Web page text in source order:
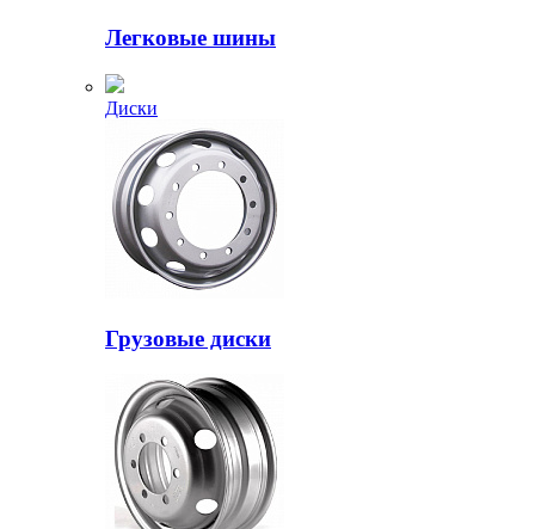
Легковые шины
Диски
Грузовые диски